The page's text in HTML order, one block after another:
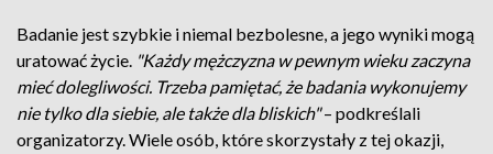
Badanie jest szybkie i niemal bezbolesne, a jego wyniki mogą
uratować życie. "Każdy mężczyzna w pewnym wieku zaczyna
mieć dolegliwości. Trzeba pamiętać, że badania wykonujemy
nie tylko dla siebie, ale także dla bliskich"– podkreślali
organizatorzy. Wiele osób, które skorzystały z tej okazji,